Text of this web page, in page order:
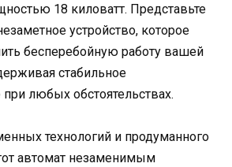
18 киловатт. Представьте
устройство, которое
бесперебойную работу вашей
стабильное
любых обстоятельствах.
технологий и продуманного
автомат незаменимым